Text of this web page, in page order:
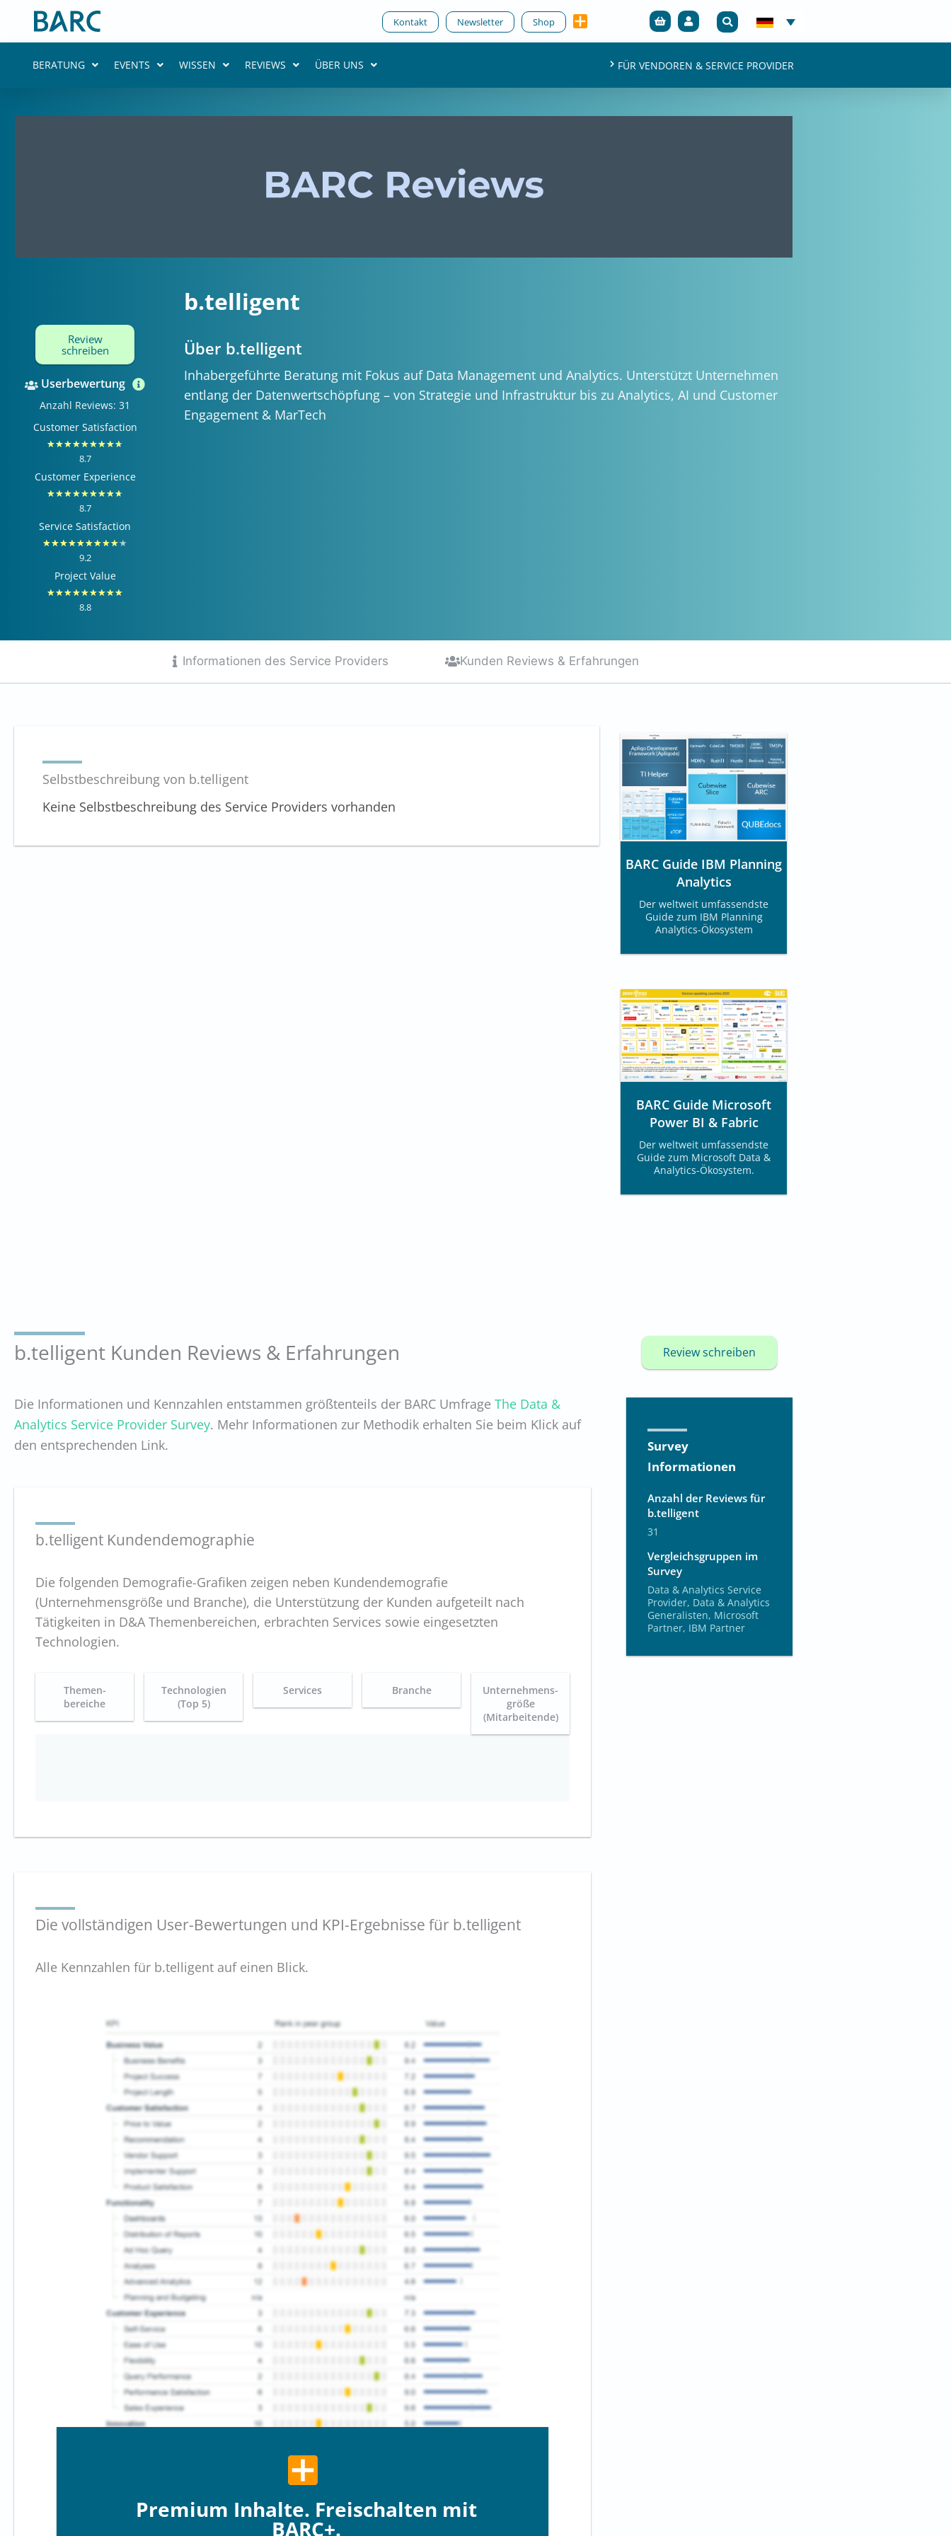
Kontakt Newsletter Shop
BERATUNG EVENTS WISSEN REVIEWS ÜBER UNS FÜR VENDOREN & SERVICE PROVIDER
Review
schreiben
Userbewertung
Anzahl Reviews: 31
Customer Satisfaction
★★★★★★★★★
10
8.7
Customer Experience
★★★★★★★★★
8.7
Service Satisfaction
★★★★★★★★★★
9.2
Project Value
★★★★★★★★★
8.8
b.telligent
Über b.telligent
Inhabergeführte Beratung mit Fokus auf Data Management und Analytics. Unterstützt Unternehmen
entlang der Datenwertschöpfung – von Strategie und Infrastruktur bis zu Analytics, AI und Customer
Engagement & MarTech
Informationen des Service Providers Kunden Reviews & Erfahrungen
Selbstbeschreibung von b.telligent
Keine Selbstbeschreibung des Service Providers vorhanden
BARC Guide IBM Planning
Analytics
Der weltweit umfassendste
Guide zum IBM Planning
Analytics-Ökosystem
BARC Guide Microsoft
Power BI & Fabric
Der weltweit umfassendste
Guide zum Microsoft Data &
Analytics-Ökosystem.
b.telligent Kunden Reviews & Erfahrungen
Die Informationen und Kennzahlen entstammen größtenteils der BARC Umfrage The Data &
Analytics Service Provider Survey. Mehr Informationen zur Methodik erhalten Sie beim Klick auf
den entsprechenden Link.
b.telligent Kundendemographie
Die folgenden Demografie-Grafiken zeigen neben Kundendemografie
(Unternehmensgröße und Branche), die Unterstützung der Kunden aufgeteilt nach
Tätigkeiten in D&A Themenbereichen, erbrachten Services sowie eingesetzten
Technologien.
Themen-
bereiche
Technologien
(Top 5)
Services Branche
Unternehmens-
größe
(Mitarbeitende)
Die vollständigen User-Bewertungen und KPI-Ergebnisse für b.telligent
Alle Kennzahlen für b.telligent auf einen Blick.
Premium Inhalte. Freischalten mit
BARC+.
Review schreiben
Survey
Informationen
Anzahl der Reviews für
b.telligent
31
Vergleichsgruppen im
Survey
Data & Analytics Service
Provider, Data & Analytics
Generalisten, Microsoft
Partner, IBM Partner